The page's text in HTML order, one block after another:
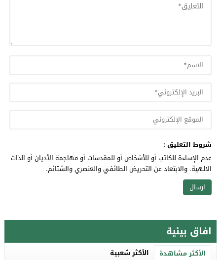
شروط التعليق :
عدم الإساءة للكاتب أو للأشخاص أو للمقدسات أو مهاجمة الأديان أو الذات
الالهية. والابتعاد عن التحريض الطائفي والعنصري والشتائم.
افاق بيئية
الأكثر مشاهدة الأكثر شعبية